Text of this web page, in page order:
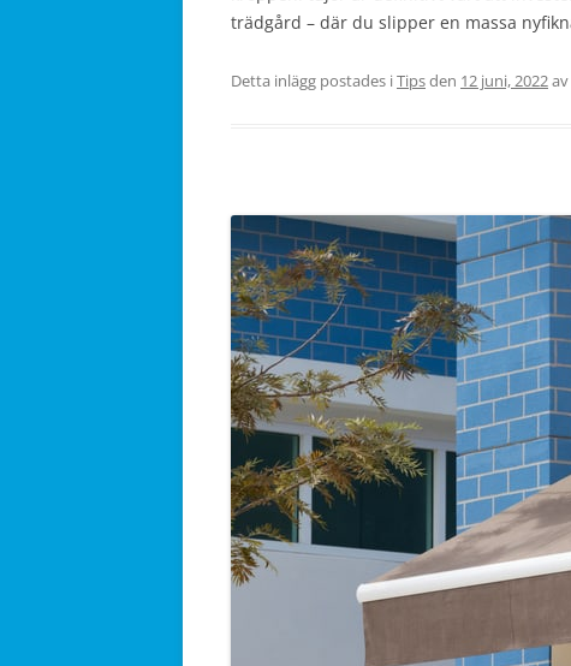
trädgård – där du slipper en massa
Detta inlägg postades iTipsden 12 juni, 2022av